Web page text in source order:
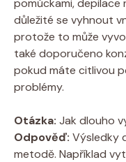
důležité se vyhnout
protože to může
také doporučeno
pokud máte citlivou
problémy.
Otázka: Jak dlouho
Odpověď: Výsledky
metodě. Například